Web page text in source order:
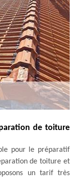
de toiture
pour le préparatif
de toiture et
un tarif très